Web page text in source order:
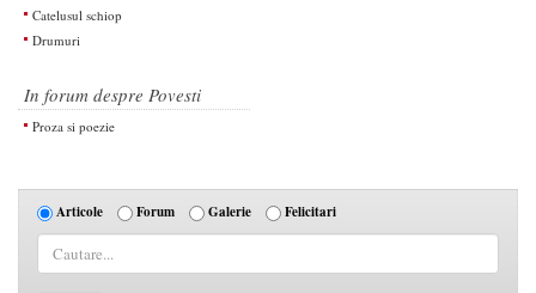
Catelusul schiop
Drumuri
In forum despre Povesti
Proza si poezie
Articole Forum Galerie Felicitari